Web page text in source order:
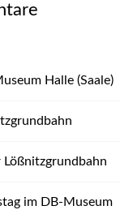
Halle (Saale)
Lößnitzgrundbahn
im DB-Museum